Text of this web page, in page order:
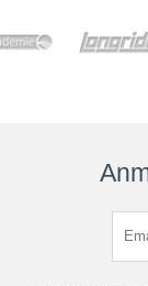
Schirm